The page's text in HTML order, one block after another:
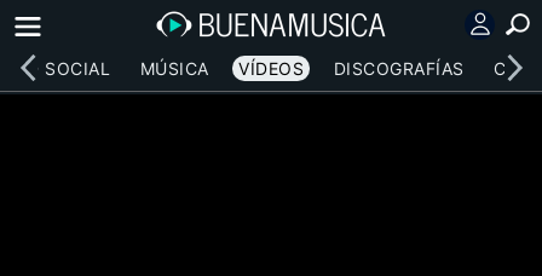
RED SOCIAL MÚSICA VÍDEOS DISCOGRAFÍAS